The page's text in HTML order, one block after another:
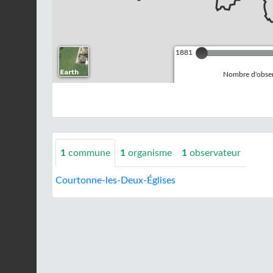
1881
Nombre
1 commune 1 organisme 1 observateur
Courtonne-les-Deux-Églises